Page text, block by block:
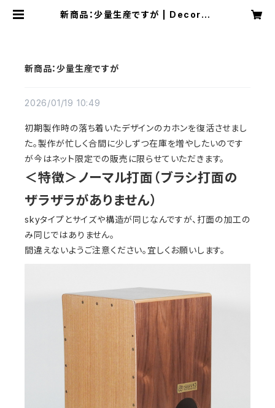
新商品：少量生産ですが | Decora4
新商品：少量生産ですが
2026/01/19 10:49
初期製作時の落ち着いたデザインのカホンを復活させまし
た。製作が忙しく合間に少しずつ在庫を増やしたいのです
が今はネット限定での販売に限らせていただきます。
＜特徴＞ノーマル打面（ブラシ打面の
ザラザラがありません）
skyタイプとサイズや構造が同じなんですが、打面の加工の
み同じではありません。
間違えないようご注意ください。宜しくお願いします。